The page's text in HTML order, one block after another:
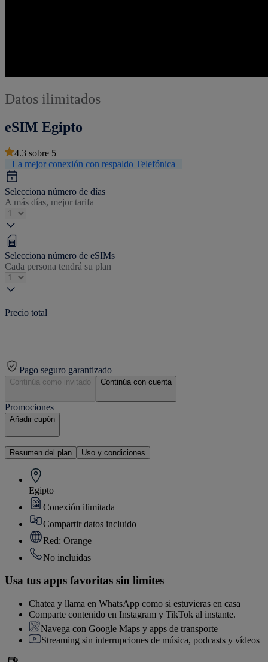
Datos ilimitados
eSIM Egipto
4.3 sobre 5
La mejor conexión con respaldo Telefónica
Selecciona número de días
A más días, mejor tarifa
Selecciona número de eSIMs
Cada persona tendrá su plan
Precio total
Pago seguro garantizado
Continúa como invitado Continúa con cuenta
Promociones
Añadir cupón
Resumen del plan Uso y condiciones
Egipto
Conexión ilimitada
Compartir datos incluido
Red: Orange
No incluidas
Usa tus apps favoritas sin limites
Chatea y llama en WhatsApp como si estuvieras en casa
Comparte contenido en Instagram y TikTok al instante.
Navega con Google Maps y apps de transporte
Streaming sin interrupciones de música, podcasts y vídeos